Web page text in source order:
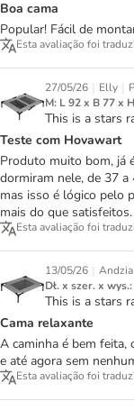
Boa cama
Popular! Fácil de
Esta avaliação foi
27/05/26 | Elly |
M: L 92 x B 77 x
This is a stars
Teste com Hovawart
Produto muito bom, já
dormiram nele, de 37 a
mas isso é lógico pelo
mais do que satisfeitos.
Esta avaliação foi
13/05/26 | Andzia
Dł. x szer. x
This is a stars
Cama relaxante
A caminha é bem feita,
e até agora sem
Esta avaliação foi